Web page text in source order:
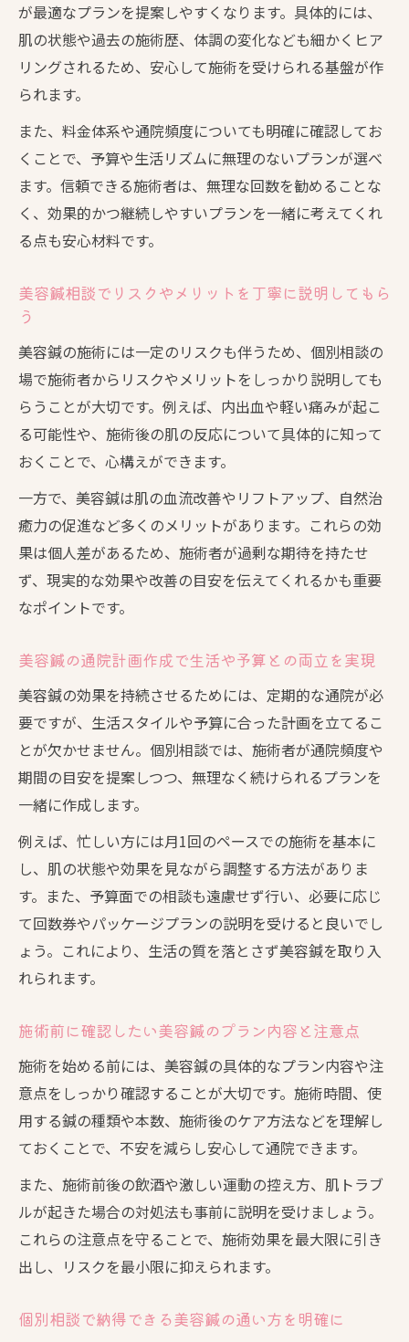
が最適なプランを提案しやすくなります。具体的には、
肌の状態や過去の施術歴、体調の変化なども細かくヒア
リングされるため、安心して施術を受けられる基盤が作
られます。
また、料金体系や通院頻度についても明確に確認してお
くことで、予算や生活リズムに無理のないプランが選べ
ます。信頼できる施術者は、無理な回数を勧めることな
く、効果的かつ継続しやすいプランを一緒に考えてくれ
る点も安心材料です。
美容鍼相談でリスクやメリットを丁寧に説明してもら
う
美容鍼の施術には一定のリスクも伴うため、個別相談の
場で施術者からリスクやメリットをしっかり説明しても
らうことが大切です。例えば、内出血や軽い痛みが起こ
る可能性や、施術後の肌の反応について具体的に知って
おくことで、心構えができます。
一方で、美容鍼は肌の血流改善やリフトアップ、自然治
癒力の促進など多くのメリットがあります。これらの効
果は個人差があるため、施術者が過剰な期待を持たせ
ず、現実的な効果や改善の目安を伝えてくれるかも重要
なポイントです。
美容鍼の通院計画作成で生活や予算との両立を実現
美容鍼の効果を持続させるためには、定期的な通院が必
要ですが、生活スタイルや予算に合った計画を立てるこ
とが欠かせません。個別相談では、施術者が通院頻度や
期間の目安を提案しつつ、無理なく続けられるプランを
一緒に作成します。
例えば、忙しい方には月1回のペースでの施術を基本に
し、肌の状態や効果を見ながら調整する方法がありま
す。また、予算面での相談も遠慮せず行い、必要に応じ
て回数券やパッケージプランの説明を受けると良いでし
ょう。これにより、生活の質を落とさず美容鍼を取り入
れられます。
施術前に確認したい美容鍼のプラン内容と注意点
施術を始める前には、美容鍼の具体的なプラン内容や注
意点をしっかり確認することが大切です。施術時間、使
用する鍼の種類や本数、施術後のケア方法などを理解し
ておくことで、不安を減らし安心して通院できます。
また、施術前後の飲酒や激しい運動の控え方、肌トラブ
ルが起きた場合の対処法も事前に説明を受けましょう。
これらの注意点を守ることで、施術効果を最大限に引き
出し、リスクを最小限に抑えられます。
個別相談で納得できる美容鍼の通い方を明確に